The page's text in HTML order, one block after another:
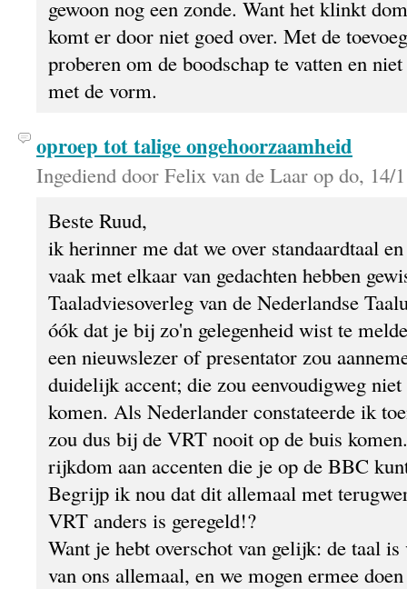
gewoon nog een zonde. Want het klinkt
komt er door niet goed over. Met de
proberen om de boodschap te vatten en
met de vorm.
oproep tot talige ongehoorzaamheid
Ingediend door Felix van de Laar op do, 14/
Beste Ruud,
ik herinner me dat we over standaardtaal
vaak met elkaar van gedachten hebben
Taaladviesoverleg van de Nederlandse
óók dat je bij zo'n gelegenheid wist te
een nieuwslezer of presentator zou
duidelijk accent; die zou eenvoudigweg
komen. Als Nederlander constateerde ik
zou dus bij de VRT nooit op de buis
rijkdom aan accenten die je op de BBC
Begrijp ik nou dat dit allemaal met
VRT anders is geregeld!?
Want je hebt overschot van gelijk: de taal
van ons allemaal, en we mogen ermee